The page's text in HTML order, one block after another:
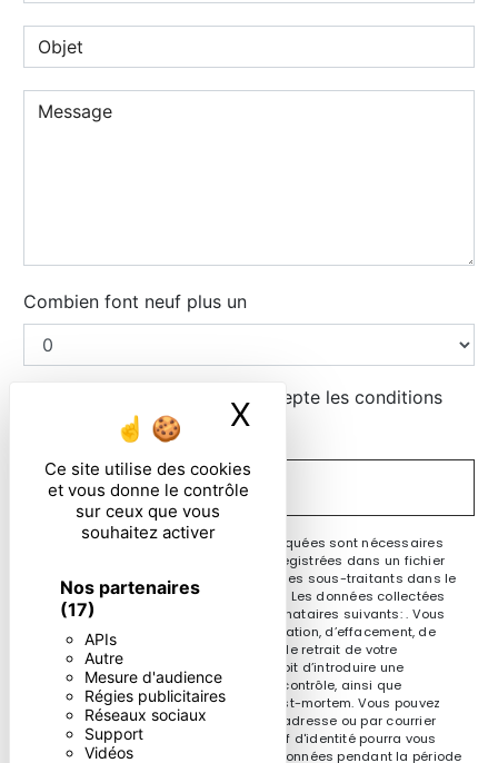
Ce site utilise des cookies
et vous donne le contrôle
sur ceux que vous
souhaitez activer
Nos partenaires
(17)
APIs
Autre
Mesure d'audience
Régies publicitaires
Réseaux sociaux
Support
Vidéos
X Masquer le
Combien font neuf plus un
En cochant cette case, j'accepte les conditions
particulières ci-dessous **
ENVOYER
** Les données personnelles communiquées sont nécessaires
aux fins de vous contacter et sont enregistrées dans un fichier
informatisé. Elles sont destinées à et ses sous-traitants dans le
seul but de répondre à votre message. Les données collectées
seront communiquées aux seuls destinataires suivants: . Vous
disposez de droits d’accès, de rectification, d’effacement, de
portabilité, de limitation, d’opposition, de retrait de votre
consentement à tout moment et du droit d’introduire une
réclamation auprès d’une autorité de contrôle, ainsi que
d’organiser le sort de vos données post-mortem. Vous pouvez
exercer ces droits par voie postale à l'adresse ou par courrier
électronique à l'adresse . Un justificatif d'identité pourra vous
être demandé. Nous conservons vos données pendant la période